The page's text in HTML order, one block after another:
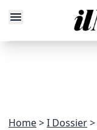
Home I Dossier